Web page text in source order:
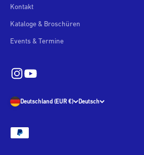
Kontakt
Kataloge & Broschüren
Events & Termine
Deutschland (EUR €) Deutsch